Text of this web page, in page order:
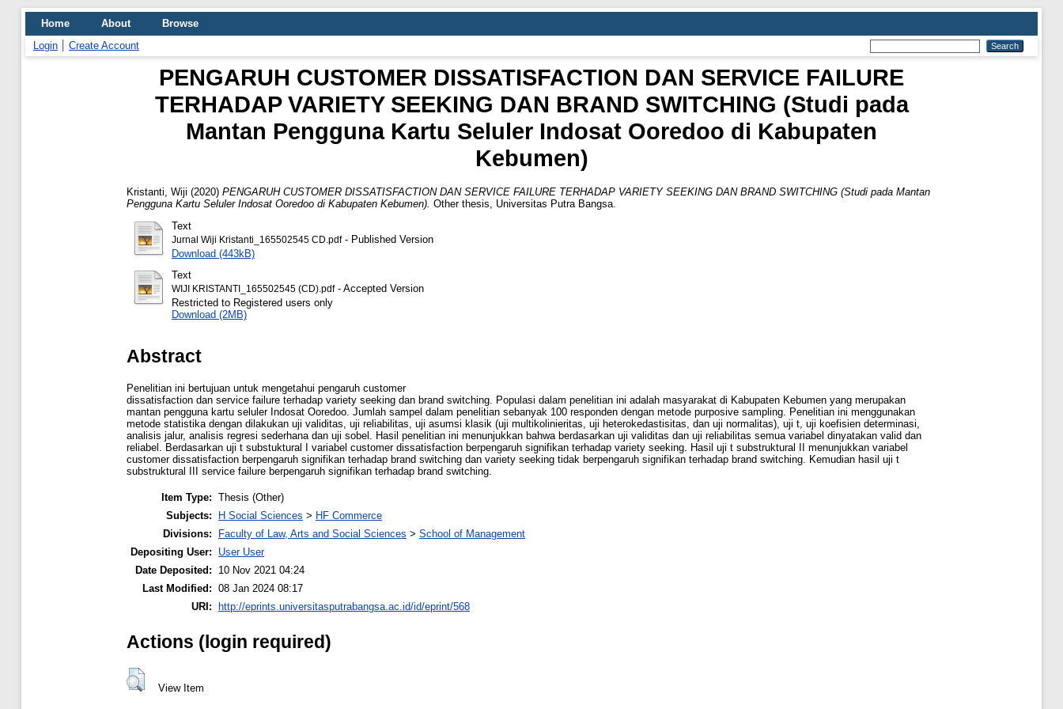
Home About
Browse
Login
Create Account
PENGARUH CUSTOMER DISSATISFACTION DAN SERVICE FAILURE
TERHADAP VARIETY SEEKING DAN BRAND SWITCHING (Studi pada
Mantan Pengguna Kartu Seluler Indosat Ooredoo di Kabupaten
Kebumen)
Kristanti, Wiji (2020) PENGARUH CUSTOMER DISSATISFACTION DAN SERVICE FAILURE TERHADAP VARIETY SEEKING DAN BRAND SWITCHING (Studi pada Mantan
Pengguna Kartu Seluler Indosat Ooredoo di Kabupaten Kebumen). Other thesis, Universitas Putra Bangsa.
Text
Jurnal Wiji Kristanti_165502545 CD.pdf- Published Version
Download (443kB)
Text
WIJI KRISTANTI_165502545 (CD).pdf- Accepted Version
Restricted to Registered users only
Download (2MB)
Abstract
Penelitian ini bertujuan untuk mengetahui pengaruh customer
dissatisfaction dan service failure terhadap variety seeking dan brand switching. Populasi dalam penelitian ini adalah masyarakat di Kabupaten Kebumen yang merupakan
mantan pengguna kartu seluler Indosat Ooredoo. Jumlah sampel dalam penelitian sebanyak 100 responden dengan metode purposive sampling. Penelitian ini menggunakan
metode statistika dengan dilakukan uji validitas, uji reliabilitas, uji asumsi klasik (uji multikolinieritas, uji heterokedastisitas, dan uji normalitas), uji t, uji koefisien determinasi,
analisis jalur, analisis regresi sederhana dan uji sobel. Hasil penelitian ini menunjukkan bahwa berdasarkan uji validitas dan uji reliabilitas semua variabel dinyatakan valid dan
reliabel. Berdasarkan uji t substuktural I variabel customer dissatisfaction berpengaruh signifikan terhadap variety seeking. Hasil uji t substruktural II menunjukkan variabel
customer dissatisfaction berpengaruh signifikan terhadap brand switching dan variety seeking tidak berpengaruh signifikan terhadap brand switching. Kemudian hasil uji t
substruktural III service failure berpengaruh signifikan terhadap brand switching.
Item Type: Thesis (Other)
Subjects:
H Social Sciences > HF Commerce
Divisions:
Faculty of Law, Arts and Social Sciences > School of Management
Depositing User:
User User
Date Deposited:
10 Nov 2021 04:24
Last Modified: 08 Jan 2024 08:17
URI:
http://eprints.universitasputrabangsa.ac.id/id/eprint/568
Actions (login required)
View Item